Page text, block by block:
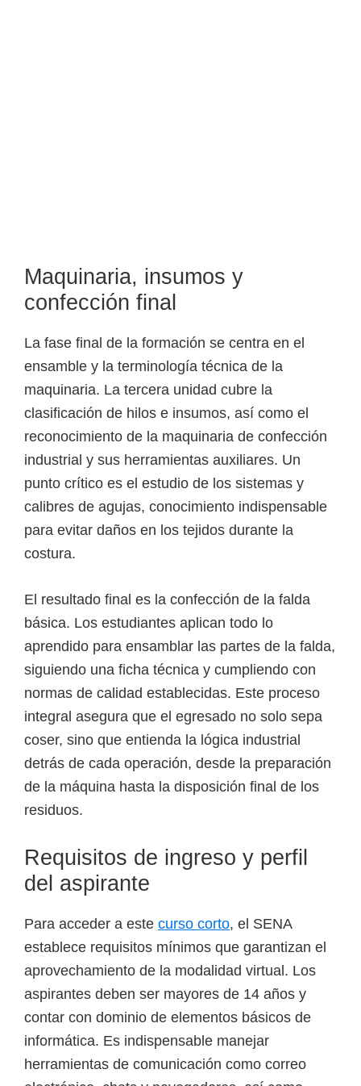
Maquinaria, insumos y
confección final
La fase final de la formación se centra en el
ensamble y la terminología técnica de la
maquinaria. La tercera unidad cubre la
clasificación de hilos e insumos, así como el
reconocimiento de la maquinaria de confección
industrial y sus herramientas auxiliares. Un
punto crítico es el estudio de los sistemas y
calibres de agujas, conocimiento indispensable
para evitar daños en los tejidos durante la
costura.
El resultado final es la confección de la falda
básica. Los estudiantes aplican todo lo
aprendido para ensamblar las partes de la falda,
siguiendo una ficha técnica y cumpliendo con
normas de calidad establecidas. Este proceso
integral asegura que el egresado no solo sepa
coser, sino que entienda la lógica industrial
detrás de cada operación, desde la preparación
de la máquina hasta la disposición final de los
residuos.
Requisitos de ingreso y perfil
del aspirante
Para acceder a este curso corto, el SENA
establece requisitos mínimos que garantizan el
aprovechamiento de la modalidad virtual. Los
aspirantes deben ser mayores de 14 años y
contar con dominio de elementos básicos de
informática. Es indispensable manejar
herramientas de comunicación como correo